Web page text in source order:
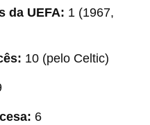
da UEFA: 1 (1967,
10 (pelo Celtic)
6